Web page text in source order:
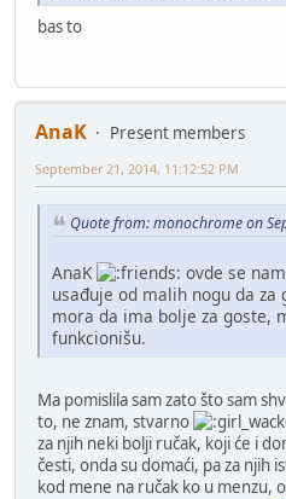
bas to
AnaK
Present members
September 21, 2014, 11:12:52 PM
Quote from: monochrome on
AnaK
ovde se
usađuje od malih nogu da
mora da ima bolje za goste,
funkcionišu.
Ma pomislila sam zato što sam
to, ne znam, stvarno
za njih neki bolji ručak, koji će i
česti, onda su domaći, pa za njih
kod mene na ručak ko u menzu,